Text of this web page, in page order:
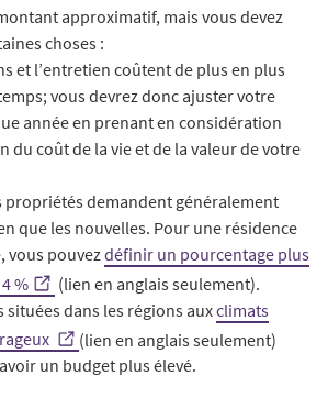
approximatif, mais vous devez
choses :
et l’entretien coûtent de plus en plus
vous devrez donc ajuster votre
année en prenant en considération
du coût de la vie et de la valeur de votre
propriétés demandent généralement
que les nouvelles. Pour une résidence
vous pouvezdéfinir un pourcentage plus
%
(lien en anglais seulement).
situées dans les régions auxclimats
(lien en anglais seulement)
un budget plus élevé.